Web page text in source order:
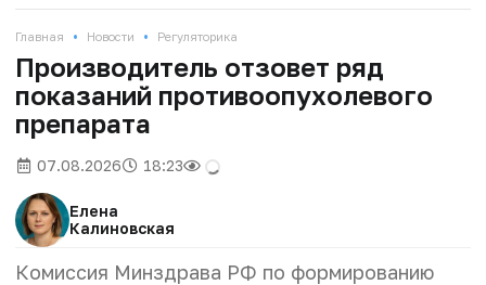
Главная • Новости • Регуляторика
Производитель отзовет ряд
показаний противоопухолевого
препарата
07.08.2026 18:23
Елена
Калиновская
Комиссия Минздрава РФ по формированию